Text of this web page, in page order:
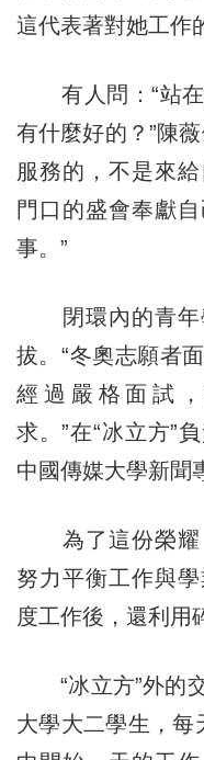
這代表著對她工作
有人問：“站在
有什麼好的？”陳
服務的，不是來
門口的盛會奉獻
事。”
閉環內的青年
拔。“冬奧志願者
經過嚴格面試
求。”在“冰立方”
中國傳媒大學新聞
為了這份榮耀
努力平衡工作與
度工作後，還利用
“冰立方”外的交
大學大二學生，每